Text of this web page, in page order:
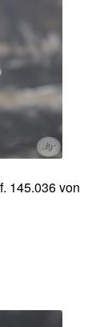
145.036 von